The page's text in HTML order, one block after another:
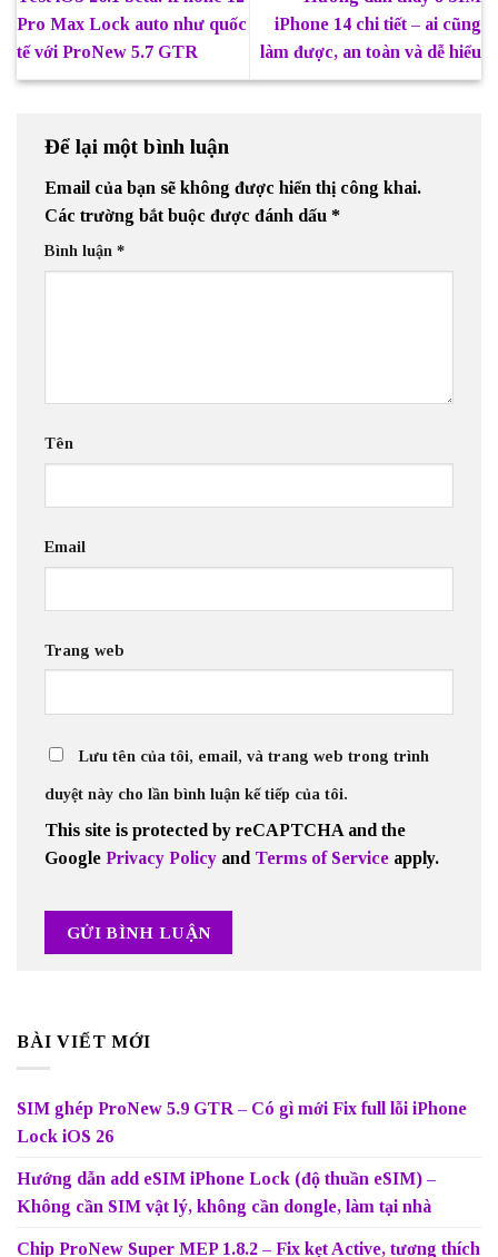
BÀI VIẾT MỚI
SIM ghép ProNew 5.9 GTR – Có gì mới Fix full lỗi iPhone
Lock iOS 26
Hướng dẫn add eSIM iPhone Lock (độ thuần eSIM) –
Không cần SIM vật lý, không cần dongle, làm tại nhà
Chip ProNew Super MEP 1.8.2 – Fix kẹt Active, tương thích
Pro Max Lock auto như quốc
tế với ProNew 5.7 GTR
iPhone 14 chi tiết – ai cũng
làm được, an toàn và dễ hiểu
Để lại một bình luận
Email của bạn sẽ không được hiển thị công khai.
Các trường bắt buộc được đánh dấu *
Bình luận *
Tên
Email
Trang web
Lưu tên của tôi, email, và trang web trong trình
duyệt này cho lần bình luận kế tiếp của tôi.
This site is protected by reCAPTCHA and the
Google Privacy Policy and Terms of Service apply.